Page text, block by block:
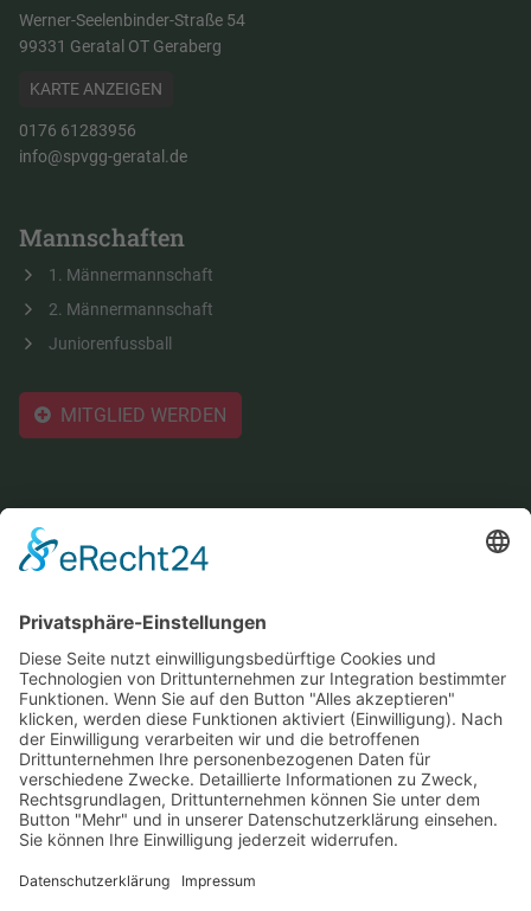
Werner-Seelenbinder-Straße 54
99331 Geratal OT Geraberg
KARTE ANZEIGEN
0176 61283956
info@spvgg-geratal.de
Mannschaften
1. Männermannschaft
2. Männermannschaft
Juniorenfussball
MITGLIED WERDEN
Der Verein
Vereinsportrait
Spielstätten
Jugendarbeit
Mitglied werden
Sozialgebäude
Sponsoren
Formulare & Dokumente